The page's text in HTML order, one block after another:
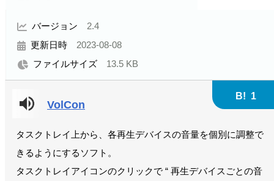
バージョン 2.4
更新日時 2023-08-08
ファイルサイズ 13.5 KB
VolCon
B! 1
タスクトレイ上から、各再生デバイスの音量を個別に調整で
きるようにするソフト。
タスクトレイアイコンのクリックで “ 再生デバイスごとの音